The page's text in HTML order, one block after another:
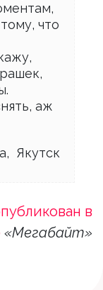
что
аж
Якутск
в
«Мегабайт»